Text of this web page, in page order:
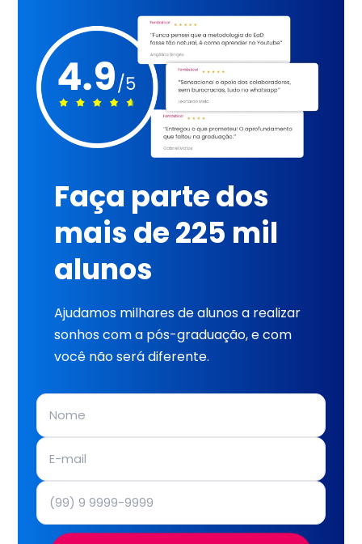
Faça parte dos
mais de 225 mil
alunos
Ajudamos milhares de alunos a realizar
sonhos com a pós-graduação, e com
você não será diferente.